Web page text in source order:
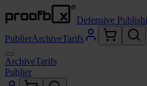
Defensive
PublierArchiveTarifs
ArchiveTarifs
Publier